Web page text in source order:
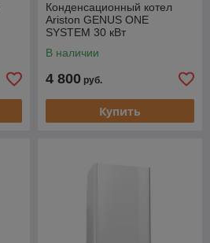
Конденсационный котел
Ariston GENUS ONE
SYSTEM 30 кВт
В наличии
4 800 руб.
Купить